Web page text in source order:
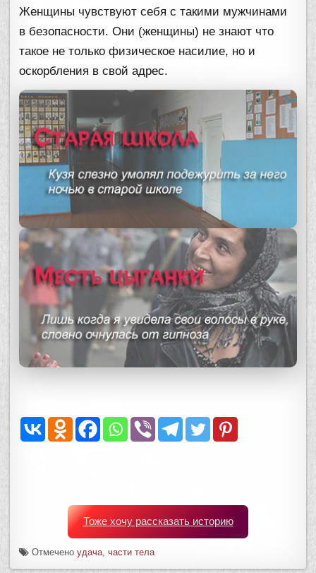
Женщины чувствуют себя с такими мужчинами
в безопасности. Они (женщины) не знают что
такое не только физическое насилие, но и
оскорбления в свой адрес.
Тоже хочу рассказать историю
Отмеченоудача,части тела